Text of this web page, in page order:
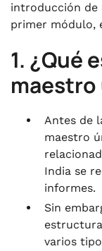
introducción de
primer módulo,
1. ¿Qué
maestro
Antes de
maestro
India se
informes.
Sin
varios